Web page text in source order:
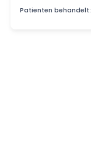
Patienten behandelt: